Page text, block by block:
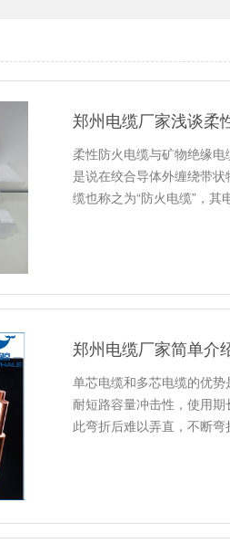
郑州电缆厂家浅谈柔
柔性防火电缆与矿物绝缘
是说在绞合导体外缠绕带
缆也称之为“防火电缆”，
郑州电缆厂家简单介
单芯电缆和多芯电缆的优
耐短路容量冲击性，使用
此弯折后难以弄直，不断